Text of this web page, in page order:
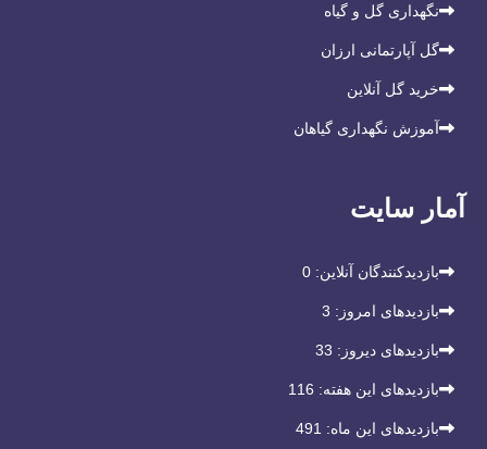
نگهداری گل و گیاه
گل آپارتمانی ارزان
خرید گل آنلاین
آموزش نگهداری گیاهان
آمار سایت
بازدیدکنندگان آنلاین: 0
بازدیدهای امروز: 3
بازدیدهای دیروز: 33
بازدیدهای این هفته: 116
بازدیدهای این ماه: 491